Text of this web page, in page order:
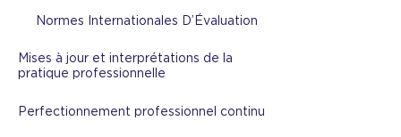
Normes Internationales D’Évaluation
Mises à jour et interprétations de la
pratique professionnelle
Perfectionnement professionnel continu